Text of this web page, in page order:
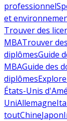
professionnel
et
Trouver des
MBATrouver
diplômesGuide
MBAGuide des
diplômes
États-Unis
UniAllemagne
toutChineJapon